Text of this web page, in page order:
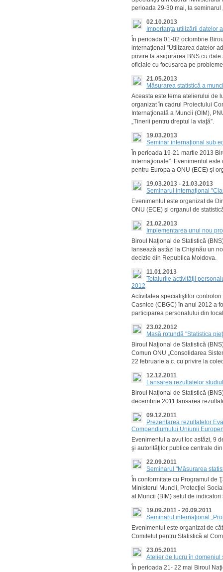
perioada 29-30 mai, la seminarul
02.10.2013
Importanţa utilizării datelor
În perioada 01-02 octombrie
internațional ”Utilizarea datelor
privire la asigurarea BNS cu
oficiale cu focusarea pe
21.05.2013
Măsurarea statistică a
Aceasta este tema atelierului de
organizat în cadrul Proiectului
Internaţională a Muncii (OIM),
„Tinerii pentru dreptul la viaţă”.
19.03.2013
Seminar internaţional sub
În perioada 19-21 martie 2013
internaţionale”. Evenimentul
pentru Europa a ONU (ECE) şi
19.03.2013 - 21.03.2013
Seminarul internațional
Evenimentul este organizat de
ONU (ECE) şi organul de
21.02.2013
Implementarea unui nou
Biroul Naţional de Statistică
lansează astăzi la Chişinău un
decizie din Republica Moldova.
11.01.2013
Totalurile activităţii
2012
Activitatea specialiştilor
Casnice (CBGC) în anul 2012 a
participarea personalului din
23.02.2012
Masă rotundă "Statistica
Biroul Naţional de Statistică
Comun ONU „Consolidarea
22 februarie a.c. cu privire la
12.12.2011
Lansarea rezultatelor
Biroul Naţional de Statistică
decembrie 2011 lansarea
09.12.2011
Prezentarea rezultatelor
Compendiumului Uniunii
Evenimentul a avut loc astăzi, 9
şi autorităţilor publice centrale
22.09.2011
Seminarul "Măsurarea
În conformitate cu Programul de
Ministerul Muncii, Protecţiei
al Muncii (BIM) setul de
19.09.2011 - 20.09.2011
Seminarul internaţional
Evenimentul este organizat de
Comitetul pentru Statistică al
23.05.2011
Atelier de lucru în domeniul
În perioada 21- 22 mai Biroul